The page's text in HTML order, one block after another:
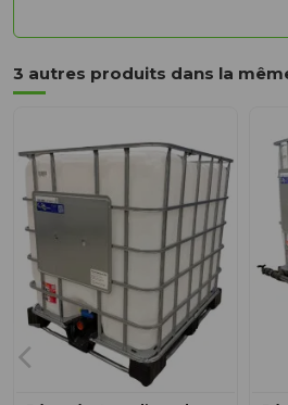
3 autres produits dans la